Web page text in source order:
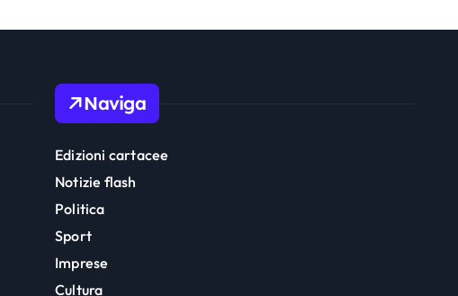
Naviga
Edizioni cartacee
Notizie flash
Politica
Sport
Imprese
Cultura